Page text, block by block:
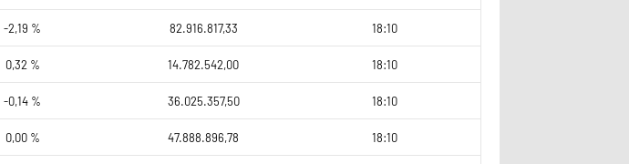
-2,19 % 82.916.817,33 18:10
0,32 % 14.782.542,00 18:10
-0,14 % 36.025.357,50 18:10
0,00 % 47.888.896,78 18:10